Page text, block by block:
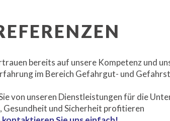
bereits auf unsere Kompetenz und
im Bereich Gefahrgut- und
von unseren Dienstleistungen für die
Gesundheit und Sicherheit profitieren